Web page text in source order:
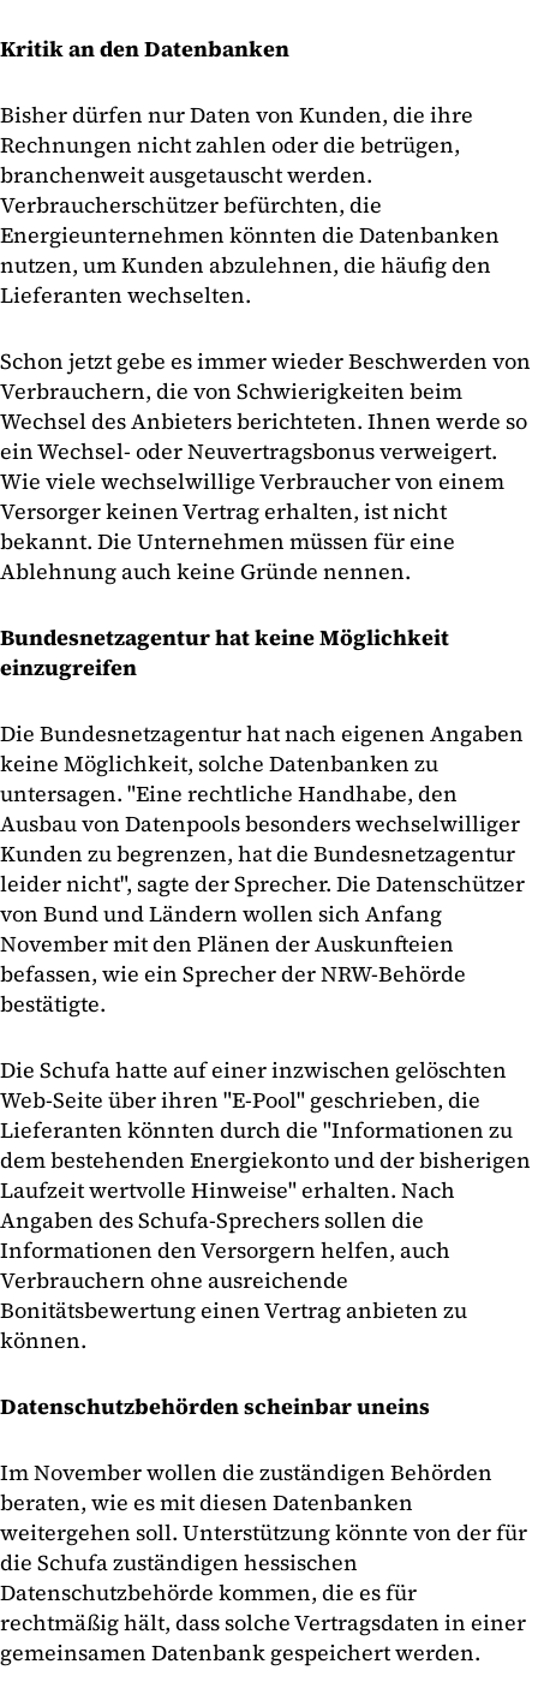
Kritik an den Datenbanken
Bisher dürfen nur Daten von Kunden, die ihre
Rechnungen nicht zahlen oder die betrügen,
branchenweit ausgetauscht werden.
Verbraucherschützer befürchten, die
Energieunternehmen könnten die Datenbanken
nutzen, um Kunden abzulehnen, die häufig den
Lieferanten wechselten.
Schon jetzt gebe es immer wieder Beschwerden von
Verbrauchern, die von Schwierigkeiten beim
Wechsel des Anbieters berichteten. Ihnen werde so
ein Wechsel- oder Neuvertragsbonus verweigert.
Wie viele wechselwillige Verbraucher von einem
Versorger keinen Vertrag erhalten, ist nicht
bekannt. Die Unternehmen müssen für eine
Ablehnung auch keine Gründe nennen.
Bundesnetzagentur hat keine Möglichkeit
einzugreifen
Die Bundesnetzagentur hat nach eigenen Angaben
keine Möglichkeit, solche Datenbanken zu
untersagen. "Eine rechtliche Handhabe, den
Ausbau von Datenpools besonders wechselwilliger
Kunden zu begrenzen, hat die Bundesnetzagentur
leider nicht", sagte der Sprecher. Die Datenschützer
von Bund und Ländern wollen sich Anfang
November mit den Plänen der Auskunfteien
befassen, wie ein Sprecher der NRW-Behörde
bestätigte.
Die Schufa hatte auf einer inzwischen gelöschten
Web-Seite über ihren "E-Pool" geschrieben, die
Lieferanten könnten durch die "Informationen zu
dem bestehenden Energiekonto und der bisherigen
Laufzeit wertvolle Hinweise" erhalten. Nach
Angaben des Schufa-Sprechers sollen die
Informationen den Versorgern helfen, auch
Verbrauchern ohne ausreichende
Bonitätsbewertung einen Vertrag anbieten zu
können.
Datenschutzbehörden scheinbar uneins
Im November wollen die zuständigen Behörden
beraten, wie es mit diesen Datenbanken
weitergehen soll. Unterstützung könnte von der für
die Schufa zuständigen hessischen
Datenschutzbehörde kommen, die es für
rechtmäßig hält, dass solche Vertragsdaten in einer
gemeinsamen Datenbank gespeichert werden.